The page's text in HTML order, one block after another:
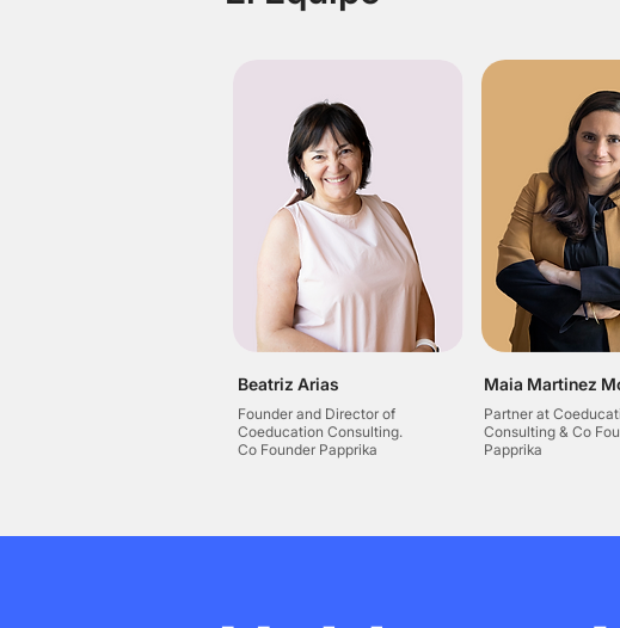
Beatriz Arias
Founder and Director of
Coeducation Consulting.
Co Founder Papprika
Maia Martinez
Partner at
Consulting & Co
Papprika